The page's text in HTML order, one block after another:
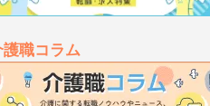
護職コラム